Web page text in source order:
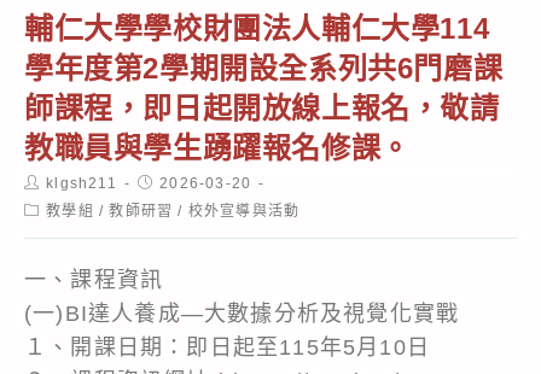
輔仁大學學校財團法人輔仁大學114
學年度第2學期開設全系列共6門磨課
師課程，即日起開放線上報名，敬請
教職員與學生踴躍報名修課。
Post
author:
klgsh211
Post
published:
2026-03-20
Post教學組 / 教師研習 / 校外宣導與活動
一、課程資訊
(一)BI達人養成―大數據分析及視覺化實戰
１、開課日期：即日起至115年5月10日